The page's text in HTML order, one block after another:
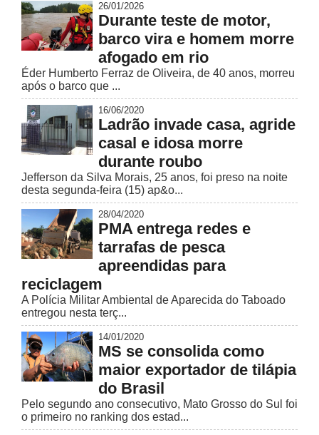
26/01/2026
Durante teste de motor,
barco vira e homem morre
afogado em rio
Éder Humberto Ferraz de Oliveira, de 40 anos, morreu
após o barco que ...
16/06/2020
Ladrão invade casa, agride
casal e idosa morre
durante roubo
Jefferson da Silva Morais, 25 anos, foi preso na noite
desta segunda-feira (15) ap&o...
28/04/2020
PMA entrega redes e
tarrafas de pesca
apreendidas para
reciclagem
A Polícia Militar Ambiental de Aparecida do Taboado
entregou nesta terç...
14/01/2020
MS se consolida como
maior exportador de tilápia
do Brasil
Pelo segundo ano consecutivo, Mato Grosso do Sul foi
o primeiro no ranking dos estad...